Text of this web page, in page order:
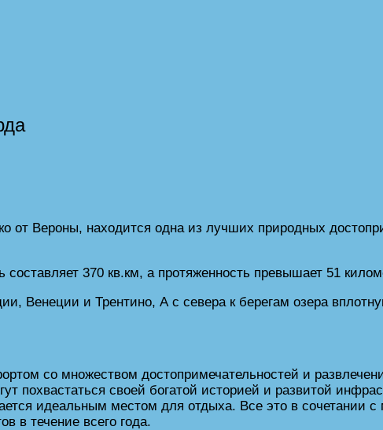
от Вероны, находится одна из лучших природных
370 кв.км, а протяженность превышает 51
Венеции и Трентино, А с севера к берегам озера
со множеством достопримечательностей и
похвастаться своей богатой историей и развитой
идеальным местом для отдыха. Все это в сочетании
в течение всего года.